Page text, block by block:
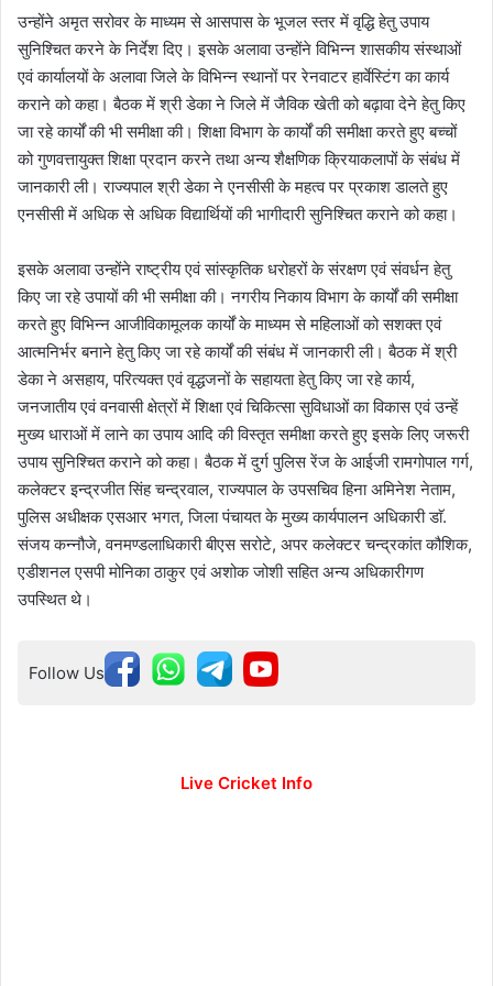
उन्होंने अमृत सरोवर के माध्यम से आसपास के भूजल स्तर में वृद्धि हेतु उपाय
सुनिश्चित करने के निर्देश दिए। इसके अलावा उन्होंने विभिन्न शासकीय संस्थाओं
एवं कार्यालयों के अलावा जिले के विभिन्न स्थानों पर रेनवाटर हार्वेस्टिंग का कार्य
कराने को कहा। बैठक में श्री डेका ने जिले में जैविक खेती को बढ़ावा देने हेतु किए
जा रहे कार्यों की भी समीक्षा की। शिक्षा विभाग के कार्यों की समीक्षा करते हुए बच्चों
को गुणवत्तायुक्त शिक्षा प्रदान करने तथा अन्य शैक्षणिक क्रियाकलापों के संबंध में
जानकारी ली। राज्यपाल श्री डेका ने एनसीसी के महत्व पर प्रकाश डालते हुए
एनसीसी में अधिक से अधिक विद्यार्थियों की भागीदारी सुनिश्चित कराने को कहा।
इसके अलावा उन्होंने राष्ट्रीय एवं सांस्कृतिक धरोहरों के संरक्षण एवं संवर्धन हेतु
किए जा रहे उपायों की भी समीक्षा की। नगरीय निकाय विभाग के कार्यों की समीक्षा
करते हुए विभिन्न आजीविकामूलक कार्यों के माध्यम से महिलाओं को सशक्त एवं
आत्मनिर्भर बनाने हेतु किए जा रहे कार्यों की संबंध में जानकारी ली। बैठक में श्री
डेका ने असहाय, परित्यक्त एवं वृद्धजनों के सहायता हेतु किए जा रहे कार्य,
जनजातीय एवं वनवासी क्षेत्रों में शिक्षा एवं चिकित्सा सुविधाओं का विकास एवं उन्हें
मुख्य धाराओं में लाने का उपाय आदि की विस्तृत समीक्षा करते हुए इसके लिए जरूरी
उपाय सुनिश्चित कराने को कहा। बैठक में दुर्ग पुलिस रेंज के आईजी रामगोपाल गर्ग,
कलेक्टर इन्द्रजीत सिंह चन्द्रवाल, राज्यपाल के उपसचिव हिना अमिनेश नेताम,
पुलिस अधीक्षक एसआर भगत, जिला पंचायत के मुख्य कार्यपालन अधिकारी डाॅ.
संजय कन्नौजे, वनमण्डलाधिकारी बीएस सरोटे, अपर कलेक्टर चन्द्रकांत कौशिक,
एडीशनल एसपी मोनिका ठाकुर एवं अशोक जोशी सहित अन्य अधिकारीगण
उपस्थित थे।
Follow Us
Live Cricket Info